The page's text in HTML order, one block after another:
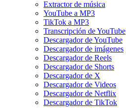
Extractor de música
YouTube a MP3
TikTok a MP3
Transcripción de YouTube
Descargador de YouTube
Descargador de imágenes
Descargador de Reels
Descargador de Shorts
Descargador de X
Descargador de Videos
Descargador de Netflix
Descargador de TikTok